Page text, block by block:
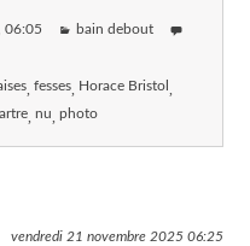
, 06:05 bain debout
fesses Horace Bristol
nu photo
vendredi 21 novembre 202506:25